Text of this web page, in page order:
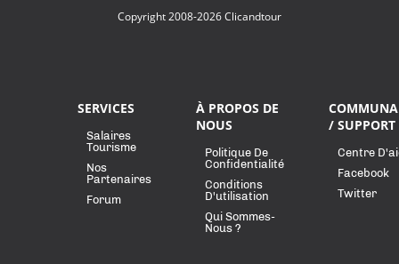
Copyright 2008-2026 Clicandtour
SERVICES
Salaires
Tourisme
Nos
Partenaires
Forum
À PROPOS DE
NOUS
Politique De
Confidentialité
Conditions
D'utilisation
Qui Sommes-
Nous ?
/ SUPPORT
Centre
Facebook
Twitter